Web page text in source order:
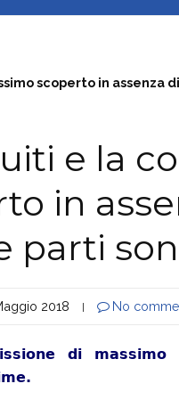
scoperto in assenza
e la
in
parti
2018 | No
di massimo